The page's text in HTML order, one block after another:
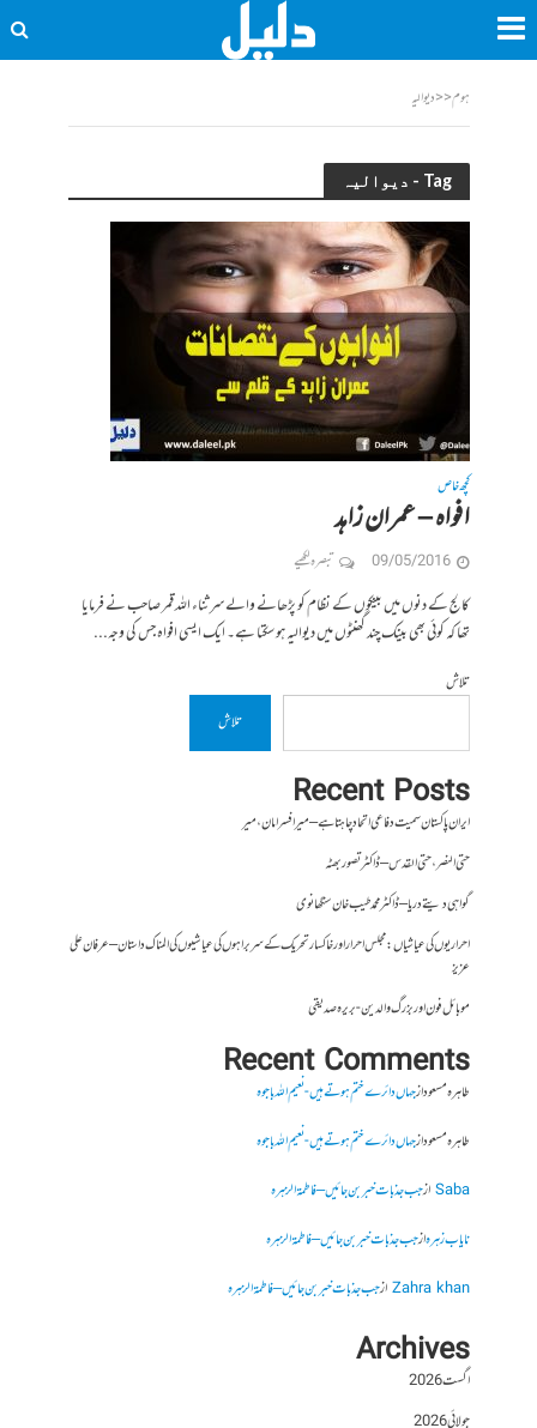
ہوم<<دیوالیہ
Tag - دیوالیہ
کچھ خاص
افواہ – عمران زاہد
09/05/2016 تبصرہ لکھیے
کالج کے دنوں میں بینکوں کے نظام کو پڑھانے والے سر ثناء اللہ قمر صاحب نے فرمایا
تھا کہ کوئی بھی بینک چند گھنٹوں میں دیوالیہ ہو سکتا ہے۔ ایک ایسی افواہ جس کی وجہ...
تلاش
تلاش
Recent Posts
ایران پاکستان سمیت دفاعی اتحاد چاہتا ہے – میر افسر امان،میر
حتی النصر ، حتی القدس – ڈاکٹر تصور بھٹہ
گواہی دیتے دریا – ڈاکٹر محمد طیب خان سنگھانوی
احراریوں کی عیاشیاں : مجلس احرار اور خاکسار تحریک کے سربراہوں کی عیاشیوں کی المناک داستان – عرفان علی
عزیز
موبائل فون اور بزرگ والدین- بریرہ صدیقی
Recent Comments
طاہرہ مسعودازجہاں دائرے ختم ہوتے ہیں- نعیم اللہ باجوہ
طاہرہ مسعودازجہاں دائرے ختم ہوتے ہیں- نعیم اللہ باجوہ
Sabaازجب جذبات خبر بن جائیں – فاطمۃالزہرہ
نایاب زہرہازجب جذبات خبر بن جائیں – فاطمۃالزہرہ
Zahra khanازجب جذبات خبر بن جائیں – فاطمۃالزہرہ
Archives
اگست 2026